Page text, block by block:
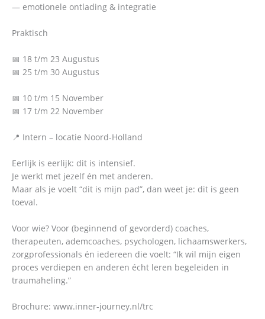
— emotionele ontlading & integratie
Praktisch
📅 18 t/m 23 Augustus
📅 25 t/m 30 Augustus
📅 10 t/m 15 November
📅 17 t/m 22 November
📍 Intern – locatie Noord-Holland
Eerlijk is eerlijk: dit is intensief.
Je werkt met jezelf én met anderen.
Maar als je voelt “dit is mijn pad”, dan weet je: dit is geen
toeval.
Voor wie? Voor (beginnend of gevorderd) coaches,
therapeuten, ademcoaches, psychologen, lichaamswerkers,
zorgprofessionals én iedereen die voelt: “Ik wil mijn eigen
proces verdiepen en anderen écht leren begeleiden in
traumaheling.”
Brochure: www.inner-journey.nl/trc